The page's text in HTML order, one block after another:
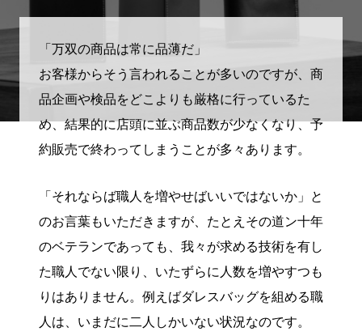
「万双の商品は常に品薄だ」
お客様からそう言われることが多いのですが、商
品企画や検品をどこよりも厳格に行っているた
め、結果的に店頭に並ぶ商品数が少なくなり、予
約販売で終わってしまうことが多々あります。
「それならば職人を増やせばいいではないか」と
のお言葉もいただきますが、たとえその道ン十年
のベテランであっても、我々が求める技術を有し
た職人でない限り、いたずらに人数を増やすつも
りはありません。例えばダレスバッグを組める職
人は、いまだに二人しかいない状況なのです。